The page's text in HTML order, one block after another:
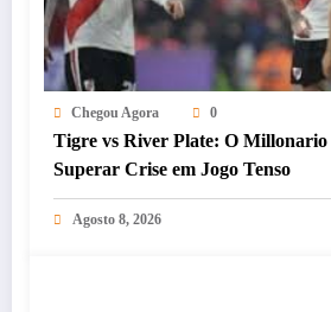
Chegou Agora 0
Tigre vs River Plate: O
Superar Crise em Jogo Tenso
Agosto 8, 2026